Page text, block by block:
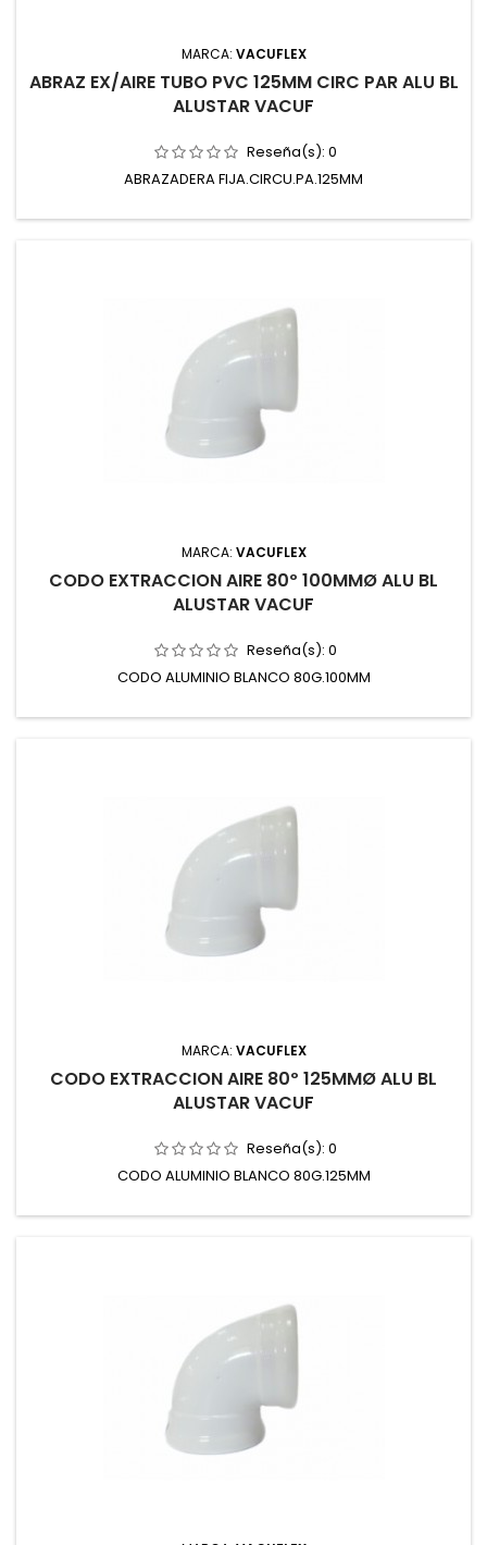
MARCA: VACUFLEX
ABRAZ EX/AIRE TUBO PVC 125MM CIRC PAR ALU BL
ALUSTAR VACUF
Reseña(s): 0
ABRAZADERA FIJA.CIRCU.PA.125MM
MARCA: VACUFLEX
CODO EXTRACCION AIRE 80º 100MMØ ALU BL
ALUSTAR VACUF
Reseña(s): 0
CODO ALUMINIO BLANCO 80G.100MM
MARCA: VACUFLEX
CODO EXTRACCION AIRE 80º 125MMØ ALU BL
ALUSTAR VACUF
Reseña(s): 0
CODO ALUMINIO BLANCO 80G.125MM